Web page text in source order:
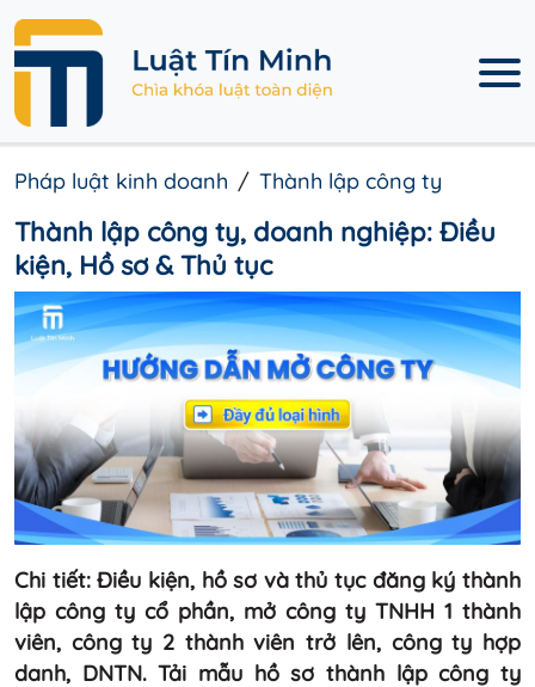
Pháp luật kinh doanh Thành lập công ty
Thành lập công ty, doanh nghiệp: Điều
kiện, Hồ sơ & Thủ tục
Chi tiết: Điều kiện, hồ sơ và thủ tục đăng ký thành
lập công ty cổ phần, mở công ty TNHH 1 thành
viên, công ty 2 thành viên trở lên, công ty hợp
danh, DNTN. Tải mẫu hồ sơ thành lập công ty